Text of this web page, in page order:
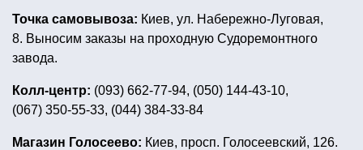
купить новогодний декор в украине
костюмы для детей на хэллоуин
воздушные шары латексные с гелием купить
свеча новый год аксессуары день независимости
фотобутафория украина
Точка самовывоза: Киев, ул. Набережно-Луговая,
8. Выносим заказы на проходную Судоремонтного
завода.
Колл-центр: (093) 662-77-94, (050) 144-43-10,
(067) 350-55-33, (044) 384-33-84
Магазин Голосеево: Киев, просп. Голосеевский, 126.